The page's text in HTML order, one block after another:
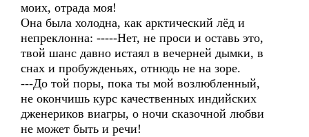
моих, отрада моя!
Она была холодна, как арктический лёд и
непреклонна: -----Нет, не проси и оставь это,
твой шанс давно истаял в вечерней дымки, в
снах и пробужденьях, отнюдь не на зоре.
---До той поры, пока ты мой возлюбленный,
не окончишь курс качественных индийских
дженериков виагры, о ночи сказочной любви
не может быть и речи!